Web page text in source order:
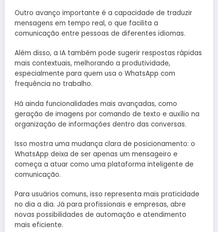
Outro avanço importante é a capacidade de traduzir
mensagens em tempo real, o que facilita a
comunicação entre pessoas de diferentes idiomas.
Além disso, a IA também pode sugerir respostas rápidas
mais contextuais, melhorando a produtividade,
especialmente para quem usa o WhatsApp com
frequência no trabalho.
Há ainda funcionalidades mais avançadas, como
geração de imagens por comando de texto e auxílio na
organização de informações dentro das conversas.
Isso mostra uma mudança clara de posicionamento: o
WhatsApp deixa de ser apenas um mensageiro e
começa a atuar como uma plataforma inteligente de
comunicação.
Para usuários comuns, isso representa mais praticidade
no dia a dia. Já para profissionais e empresas, abre
novas possibilidades de automação e atendimento
mais eficiente.